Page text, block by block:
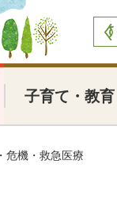
子育て・教育
危機・救急医療